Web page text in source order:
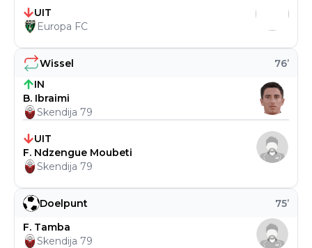
Doelpunt 75’
F. Tamba
Skendija 79
Wissel 76’
IN
B. Ibraimi
Skendija 79
UIT
F. Ndzengue Moubeti
Skendija 79
UIT
Europa FC